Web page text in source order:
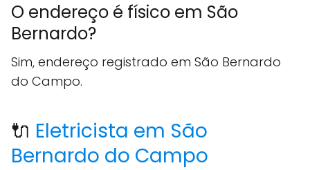
O endereço é físico em São
Bernardo?
Sim, endereço registrado em São Bernardo
do Campo.
🔌 Eletricista em São
Bernardo do Campo